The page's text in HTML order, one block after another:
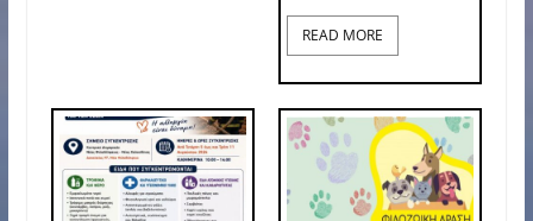
READ MORE